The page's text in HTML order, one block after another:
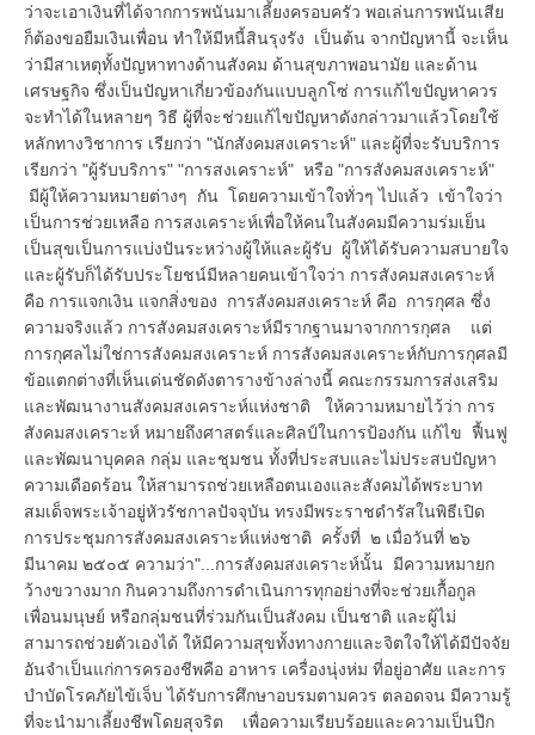
ว่าจะเอาเงินที่ได้จากการพนันมาเลี้ยงครอบครัว พอเล่นการพนันเสีย
ก็ต้องขอยืมเงินเพื่อน ทำให้มีหนี้สินรุงรัง เป็นต้น จากปัญหานี้ จะเห็น
ว่ามีสาเหตุทั้งปัญหาทางด้านสังคม ด้านสุขภาพอนามัย และด้าน
เศรษฐกิจ ซึ่งเป็นปัญหาเกี่ยวข้องกันแบบลูกโซ่ การแก้ไขปัญหาควร
จะทำได้ในหลายๆ วิธี ผู้ที่จะช่วยแก้ไขปัญหาดังกล่าวมาแล้วโดยใช้
หลักทางวิชาการ เรียกว่า "นักสังคมสงเคราะห์" และผู้ที่จะรับบริการ
เรียกว่า "ผู้รับบริการ" "การสงเคราะห์" หรือ "การสังคมสงเคราะห์"
มีผู้ให้ความหมายต่างๆ กัน โดยความเข้าใจทั่วๆ ไปแล้ว เข้าใจว่า
เป็นการช่วยเหลือ การสงเคราะห์เพื่อให้คนในสังคมมีความร่มเย็น
เป็นสุขเป็นการแบ่งปันระหว่างผู้ให้และผู้รับ ผู้ให้ได้รับความสบายใจ
และผู้รับก็ได้รับประโยชน์มีหลายคนเข้าใจว่า การสังคมสงเคราะห์
คือ การแจกเงิน แจกสิ่งของ การสังคมสงเคราะห์ คือ การกุศล ซึ่ง
ความจริงแล้ว การสังคมสงเคราะห์มีรากฐานมาจากการกุศล แต่
การกุศลไม่ใช่การสังคมสงเคราะห์ การสังคมสงเคราะห์กับการกุศลมี
ข้อแตกต่างที่เห็นเด่นชัดดังตารางข้างล่างนี้ คณะกรรมการส่งเสริม
และพัฒนางานสังคมสงเคราะห์แห่งชาติ ให้ความหมายไว้ว่า การ
สังคมสงเคราะห์ หมายถึงศาสตร์และศิลป์ในการป้องกัน แก้ไข ฟื้นฟู
และพัฒนาบุคคล กลุ่ม และชุมชน ทั้งที่ประสบและไม่ประสบปัญหา
ความเดือดร้อน ให้สามารถช่วยเหลือตนเองและสังคมได้พระบาท
สมเด็จพระเจ้าอยู่หัวรัชกาลปัจจุบัน ทรงมีพระราชดำรัสในพิธีเปิด
การประชุมการสังคมสงเคราะห์แห่งชาติ ครั้งที่ ๒ เมื่อวันที่ ๒๖
มีนาคม ๒๕๐๕ ความว่า"...การสังคมสงเคราะห์นั้น มีความหมายก
ว้างขวางมาก กินความถึงการดำเนินการทุกอย่างที่จะช่วยเกื้อกูล
เพื่อนมนุษย์ หรือกลุ่มชนที่ร่วมกันเป็นสังคม เป็นชาติ และผู้ไม่
สามารถช่วยตัวเองได้ ให้มีความสุขทั้งทางกายและจิตใจให้ได้มีปัจจัย
อันจำเป็นแก่การครองชีพคือ อาหาร เครื่องนุ่งห่ม ที่อยู่อาศัย และการ
บำบัดโรคภัยไข้เจ็บ ได้รับการศึกษาอบรมตามควร ตลอดจน มีความรู้
ที่จะนำมาเลี้ยงชีพโดยสุจริต เพื่อความเรียบร้อยและความเป็นปึก